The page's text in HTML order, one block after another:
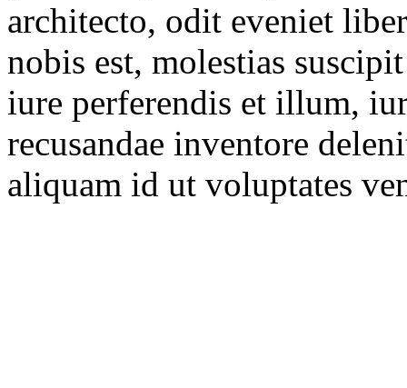
architecto, odit eveniet
nobis est, molestias
iure perferendis et illum,
recusandae inventore
aliquam id ut voluptates